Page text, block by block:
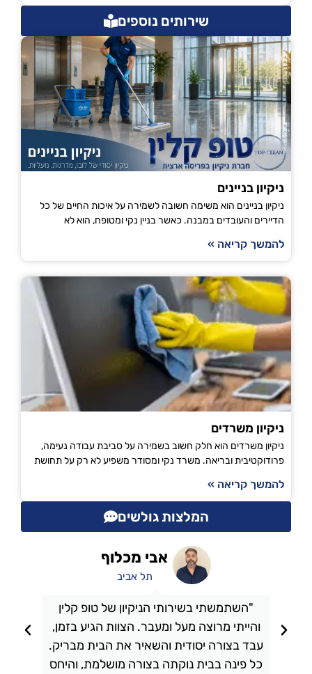
שירותים נוספים
ניקיון בניינים
ניקיון בניינים הוא משימה חשובה לשמירה על איכות החיים של כל
הדיירים והעובדים במבנה. כאשר בניין נקי ומטופח, הוא לא
להמשך קריאה »
ניקיון משרדים
ניקיון משרדים הוא חלק חשוב בשמירה על סביבת עבודה נעימה,
פרודוקטיבית ובריאה. משרד נקי ומסודר משפיע לא רק על תחושת
להמשך קריאה »
המלצות גולשים
"השתמשתי בשירותי הניקיון של טופ קלין
והייתי מרוצה מעל ומעבר. הצוות הגיע בזמן,
עבד בצורה יסודית והשאיר את הבית מבריק.
כל פינה בבית נוקתה בצורה מושלמת, והיחס
אבי מכלוף
תל אביב